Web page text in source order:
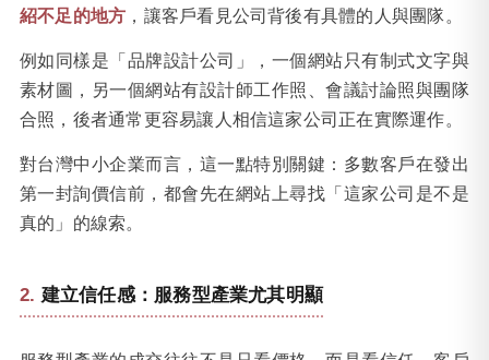
紹不足的地方 ，讓客戶看見公司背後有具體的人與團隊。
例如同樣是「品牌設計公司」，一個網站只有制式文字與
素材圖，另一個網站有設計師工作照、會議討論照與團隊
合照，後者通常更容易讓人相信這家公司正在實際運作。
對台灣中小企業而言，這一點特別關鍵：多數客戶在發出
第一封詢價信前，都會先在網站上尋找「這家公司是不是
真的」的線索。
建立信任感：服務型產業尤其明顯